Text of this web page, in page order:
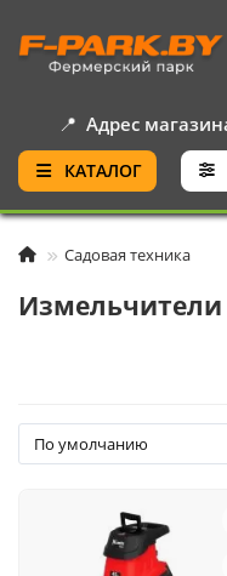
📍 Адрес
КАТАЛОГ
Садовая техника